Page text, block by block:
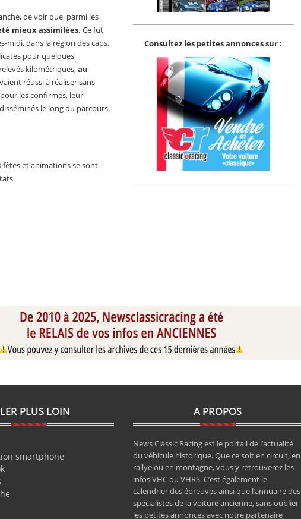
de voir que, parmi les
mieux assimilées. Ce fut
midi, dans la région des caps,
pour quelques
kilométriques,au
réussi à réaliser sans
les confirmés, leur
le long du parcours.
fêtes et animations se sont
Consultez les petites annonces sur :
PLUS LOIN
smartphone
A PROPOS
News Classic Racing est le portail de l’actualité
du véhicule historique. Que ce soit en circuit, en
rallye ou en montagne, vous y retrouverez les
infos VHC ou VHRS. C’est également le
calendrier des épreuves ainsi que l’annuaire des
spécialistes de la voiture ancienne, sans oublier
les petites annonces avec notre partenaire